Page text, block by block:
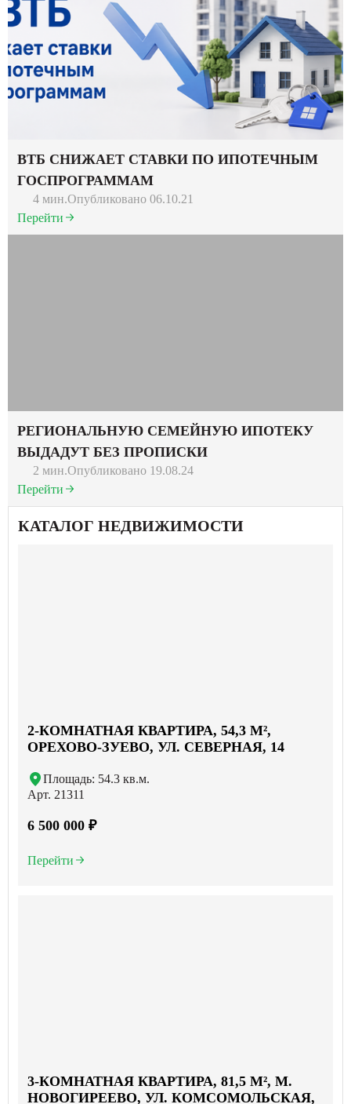
ВТБ СНИЖАЕТ СТАВКИ ПО ИПОТЕЧНЫМ
ГОСПРОГРАММАМ
4 мин.Опубликовано 06.10.21
Перейти
РЕГИОНАЛЬНУЮ СЕМЕЙНУЮ ИПОТЕКУ
ВЫДАДУТ БЕЗ ПРОПИСКИ
2 мин.Опубликовано 19.08.24
Перейти
КАТАЛОГ НЕДВИЖИМОСТИ
2-КОМНАТНАЯ КВАРТИРА, 54,3 М²,
ОРЕХОВО-ЗУЕВО, УЛ. СЕВЕРНАЯ, 14
Площадь: 54.3 кв.м.
Арт. 21311
6 500 000 ₽
Перейти
3-КОМНАТНАЯ КВАРТИРА, 81,5 М², М.
НОВОГИРЕЕВО, УЛ. КОМСОМОЛЬСКАЯ,